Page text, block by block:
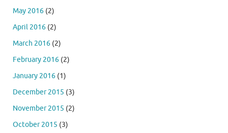
May 2016 (2)
April 2016 (2)
March 2016 (2)
February 2016 (2)
January 2016 (1)
December 2015 (3)
November 2015 (2)
October 2015 (3)